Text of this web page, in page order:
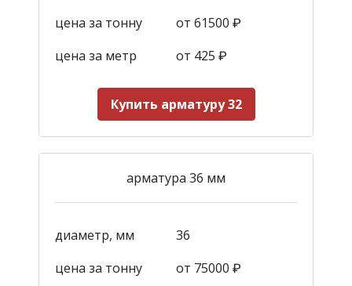
цена за тонну
от 61500 ₽
цена за метр
от 425 ₽
Купить арматуру 32
арматура 36 мм
диаметр, мм
36
цена за тонну
от 75000 ₽